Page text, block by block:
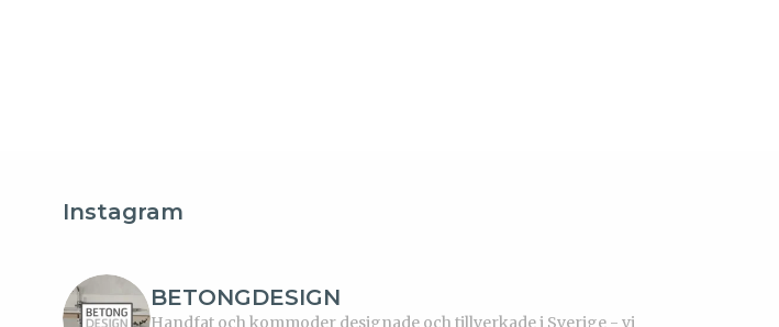
Instagram
BETONGDESIGN
Handfat och kommoder designade och tillverkade i Sverige - vi